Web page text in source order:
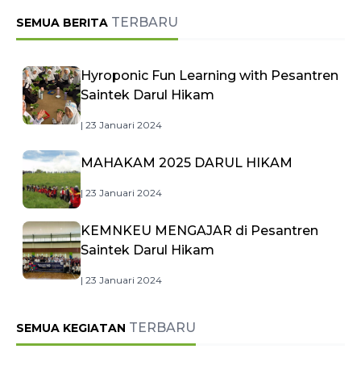
SEMUA BERITA TERBARU
Hyroponic Fun Learning with Pesantren
Saintek Darul Hikam
| 23 Januari 2024
MAHAKAM 2025 DARUL HIKAM
| 23 Januari 2024
KEMNKEU MENGAJAR di Pesantren
Saintek Darul Hikam
| 23 Januari 2024
SEMUA KEGIATAN TERBARU